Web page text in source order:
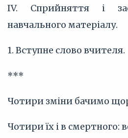
IV. Сприйняття і
навчального матеріалу.
1. Вступне слово вчителя.
***
Чотири зміни бачимо
Чотири їх і в смертного: